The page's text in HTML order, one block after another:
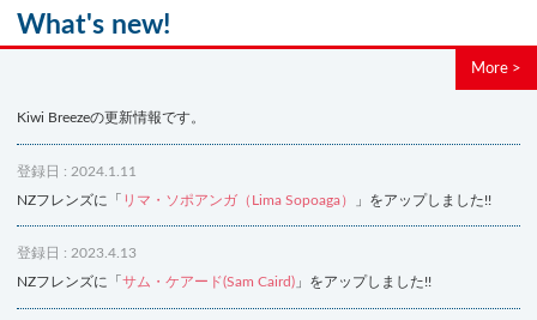
What's new!
More >
Kiwi Breezeの更新情報です。
登録日 : 2024.1.11
NZフレンズに「 リマ・ソポアンガ（Lima Sopoaga） 」をアップしました!!
登録日 : 2023.4.13
NZフレンズに「 サム・ケアード(Sam Caird) 」をアップしました!!